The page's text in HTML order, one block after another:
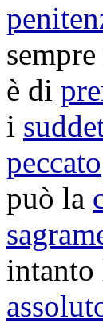
è di
i
peccato
può la
intanto